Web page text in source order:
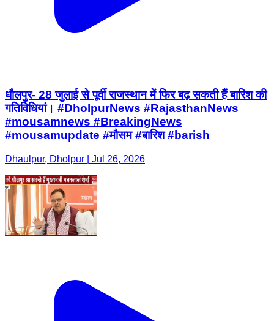
धौलपुर- 28 जुलाई से पूर्वी राजस्थान में फिर बढ़ सकती हैं बारिश की
गतिविधियां। #DholpurNews #RajasthanNews
#mousamnews #BreakingNews
#mousamupdate #मौसम #बारिश #barish
Dhaulpur, Dholpur | Jul 26, 2026